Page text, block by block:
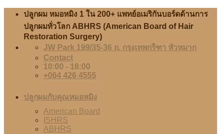
Skip
content
ปลูกผม หมอหมิง 1 ใน 200+ แพทย์อเมริกันบอร์ดด้านการ
ปลูกผมทั่วโลก ABHRS (American Board of Hair
Restoration Surgery)
JW Park 199/35-36 ถ. กรุงเทพกรีฑา หัวหมาก
Contact
10:00 - 18:00
+064 426 4555
ปลูกผมกับคุณหมอหมิง
American Board
ISHRS
ABHRS